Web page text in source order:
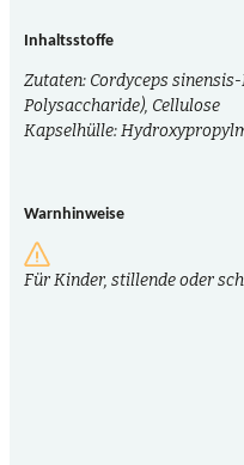
Inhaltsstoffe
Zutaten: Cordyceps
Polysaccharide), Cellulose
Kapselhülle:
Warnhinweise
Für Kinder, stillende oder